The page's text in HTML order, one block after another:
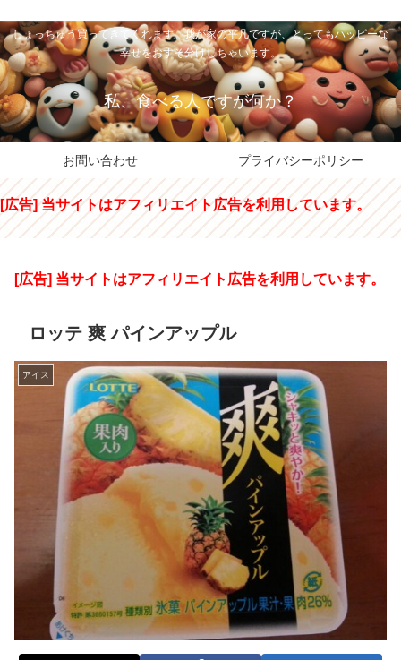
しょっちゅう買ってきてくれます。我が家の平凡ですが、とってもハッピーな
幸せをおすそ分けしちゃいます。
私、食べる人ですが何か？
お問い合わせ プライバシーポリシー
[広告] 当サイトはアフィリエイト広告を利用しています。
[広告] 当サイトはアフィリエイト広告を利用しています。
ロッテ 爽 パインアップル
アイス